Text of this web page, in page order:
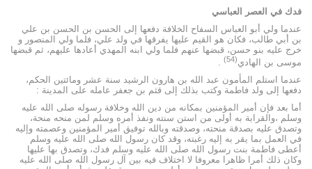
فدك في العصر العباسي
عندما ولي أبو العباس السفاح الخلافة دفعها إلى الحسن بن الحسن بن علي
بن أبي طالب، فكان هو القيم عليها يفرقها في ولد علي، فلما ولي المنصور و
خرج عليه بنو حسن، قبضها عنهم فلما ولي ابنه المهدي أعادها عليهم، ثم قبضها
موسى بن الهادي(54)
عندما استلم المأمون عبد الله بن هارون الرشيد سنة عشر ومائتين الحكم،
دفعها إلى ولد فاطمة وكتب بذلك إلى قثم بن جعفر عامله على المدينة :
أما بعد فإن أمير المؤمنين بمكانه من دين الله وخلافة رسوله صلى الله عليه
وسلم ،والقرابة به أولى من استن سنته ونفذ أمره وسلم لمن منحه منحة،
وتصدق عليه بصدقة منحته، وصدقته وبالله توفيق أمير المؤمنين وعصمته وإليه
في العمل بما يقر به إليه رغبته، وقد كان رسول الله صلى الله عليه وسلم
أعطى فاطمة بنت رسول الله صلى الله عليه وسلم فدك، وتصدق بها عليها
وكان ذلك أمرا ظاهرا معروفا لا اختلاف فيه بين آل رسول الله صلى الله عليه